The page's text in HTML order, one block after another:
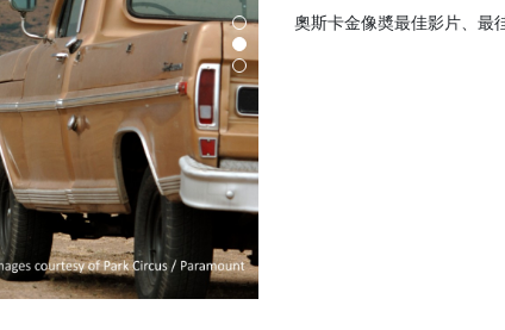
奧斯卡金像奬最佳影片、最